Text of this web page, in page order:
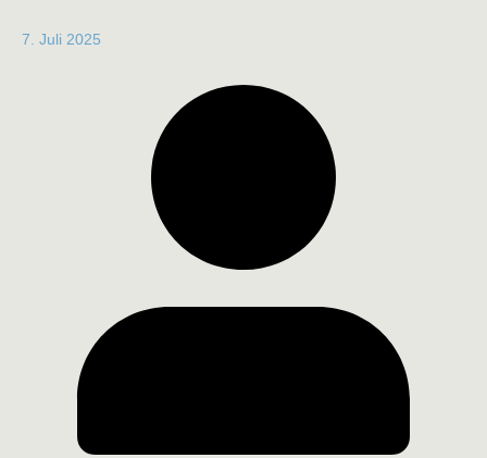
7. Juli 2025